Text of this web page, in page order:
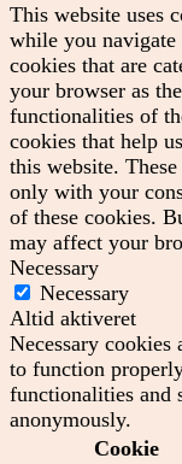
This website uses
while you navigate
cookies that are
your browser as
functionalities of
cookies that help
this website.
only with your
of these cookies.
may affect your
Necessary
Necessary
Altid aktiveret
Necessary cookies
to function
functionalities and
anonymously.
Cookie